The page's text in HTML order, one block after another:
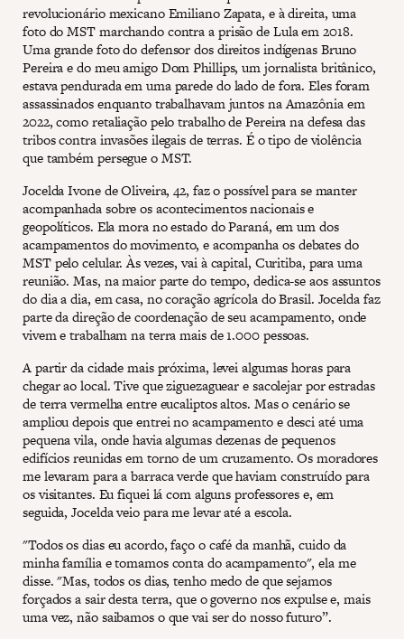
revolucionário mexicano Emiliano Zapata, e à direita, uma
foto do MST marchando contra a prisão de Lula em 2018.
Uma grande foto do defensor dos direitos indígenas Bruno
Pereira e do meu amigo Dom Phillips, um jornalista britânico,
estava pendurada em uma parede do lado de fora. Eles foram
assassinados enquanto trabalhavam juntos na Amazônia em
2022, como retaliação pelo trabalho de Pereira na defesa das
tribos contra invasões ilegais de terras. É o tipo de violência
que também persegue o MST.
Jocelda Ivone de Oliveira, 42, faz o possível para se manter
acompanhada sobre os acontecimentos nacionais e
geopolíticos. Ela mora no estado do Paraná, em um dos
acampamentos do movimento, e acompanha os debates do
MST pelo celular. Às vezes, vai à capital, Curitiba, para uma
reunião. Mas, na maior parte do tempo, dedica-se aos assuntos
do dia a dia, em casa, no coração agrícola do Brasil. Jocelda faz
parte da direção de coordenação de seu acampamento, onde
vivem e trabalham na terra mais de 1.000 pessoas.
A partir da cidade mais próxima, levei algumas horas para
chegar ao local. Tive que ziguezaguear e sacolejar por estradas
de terra vermelha entre eucaliptos altos. Mas o cenário se
ampliou depois que entrei no acampamento e desci até uma
pequena vila, onde havia algumas dezenas de pequenos
edifícios reunidas em torno de um cruzamento. Os moradores
me levaram para a barraca verde que haviam construído para
os visitantes. Eu fiquei lá com alguns professores e, em
seguida, Jocelda veio para me levar até a escola.
"Todos os dias eu acordo, faço o café da manhã, cuido da
minha família e tomamos conta do acampamento", ela me
disse. "Mas, todos os dias, tenho medo de que sejamos
forçados a sair desta terra, que o governo nos expulse e, mais
uma vez, não saibamos o que vai ser do nosso futuro”.